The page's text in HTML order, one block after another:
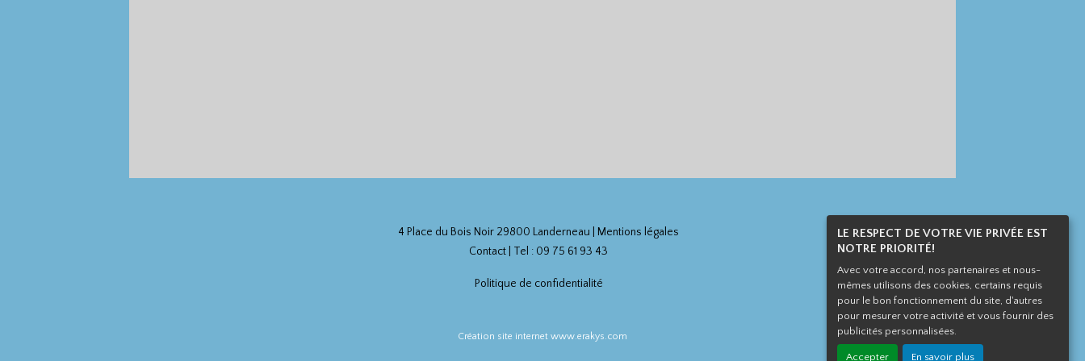
LE RESPECT DE VOTRE VIE PRIVÉE EST
NOTRE PRIORITÉ!
Avec votre accord, nos partenaires et nous-
mêmes utilisons des cookies, certains requis
pour le bon fonctionnement du site, d'autres
pour mesurer votre activité et vous fournir des
publicités personnalisées.
Accepter En savoir plus
4 Place du Bois Noir 29800 Landerneau |
Mentions légales
Contact | Tel : 09 75 61 93 43
Politique de confidentialité
Création site internet www.erakys.com